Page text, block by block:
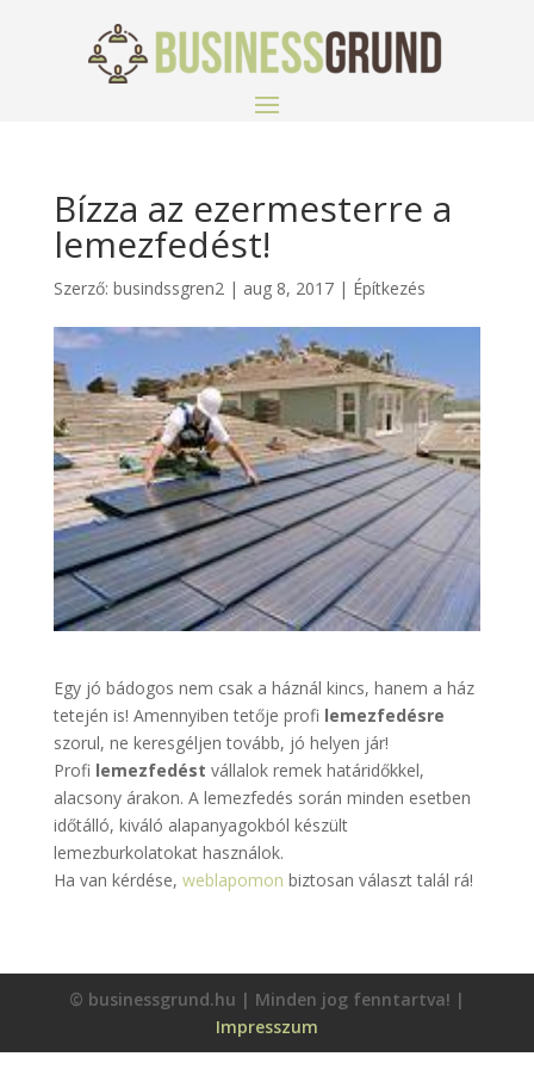
Bízza az ezermesterre a
lemezfedést!
Szerző: busindssgren2| aug 8, 2017| Építkezés
Egy jó bádogos nem csak a háznál kincs, hanem a ház
tetején is! Amennyiben tetője profi lemezfedésre
szorul, ne keresgéljen tovább, jó helyen jár!
Profi lemezfedést vállalok remek határidőkkel,
alacsony árakon. A lemezfedés során minden esetben
időtálló, kiváló alapanyagokból készült
lemezburkolatokat használok.
Ha van kérdése, weblapomon biztosan választ talál rá!
© businessgrund.hu | Minden jog fenntartva! |
Impresszum